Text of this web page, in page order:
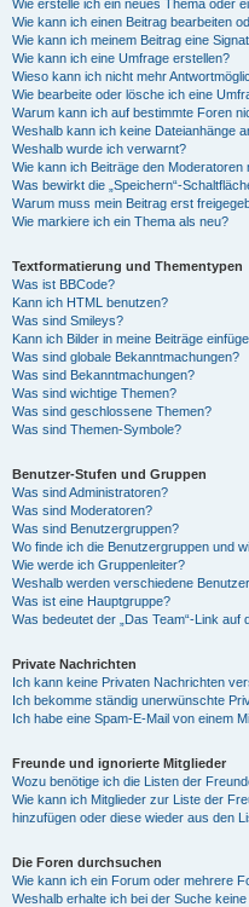
Wie erstelle ich ein neues Thema oder
Wie kann ich einen Beitrag bearbeiten
Wie kann ich meinem Beitrag eine
Wie kann ich eine Umfrage erstellen?
Wieso kann ich nicht mehr
Wie bearbeite oder lösche ich eine
Warum kann ich auf bestimmte Foren
Weshalb kann ich keine Dateianhänge
Weshalb wurde ich verwarnt?
Wie kann ich Beiträge den Moderatoren
Was bewirkt die „Speichern“-
Warum muss mein Beitrag erst
Wie markiere ich ein Thema als neu?
Textformatierung und Thementypen
Was ist BBCode?
Kann ich HTML benutzen?
Was sind Smileys?
Kann ich Bilder in meine Beiträge
Was sind globale Bekanntmachungen?
Was sind Bekanntmachungen?
Was sind wichtige Themen?
Was sind geschlossene Themen?
Was sind Themen-Symbole?
Benutzer-Stufen und Gruppen
Was sind Administratoren?
Was sind Moderatoren?
Was sind Benutzergruppen?
Wo finde ich die Benutzergruppen und
Wie werde ich Gruppenleiter?
Weshalb werden verschiedene
Was ist eine Hauptgruppe?
Was bedeutet der „Das Team“-Link auf
Private Nachrichten
Ich kann keine Privaten Nachrichten
Ich bekomme ständig unerwünschte
Ich habe eine Spam-E-Mail von einem
Freunde und ignorierte Mitglieder
Wozu benötige ich die Listen der
Wie kann ich Mitglieder zur Liste der
hinzufügen oder diese wieder aus den
Die Foren durchsuchen
Wie kann ich ein Forum oder mehrere
Weshalb erhalte ich bei der Suche